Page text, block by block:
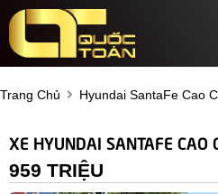
Trang Chủ Hyundai SantaFe Cao
XE HYUNDAI SANTAFE
959 TRIỆU